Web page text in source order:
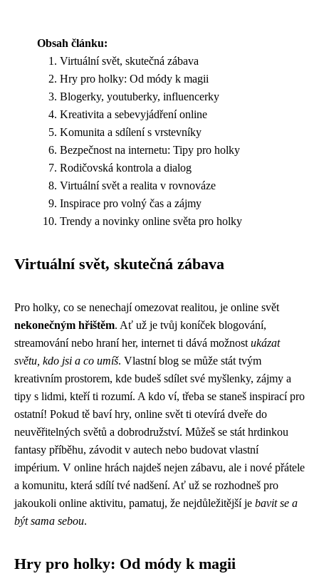
Obsah článku:
Virtuální svět, skutečná zábava
Hry pro holky: Od módy k magii
Blogerky, youtuberky, influencerky
Kreativita a sebevyjádření online
Komunita a sdílení s vrstevníky
Bezpečnost na internetu: Tipy pro holky
Rodičovská kontrola a dialog
Virtuální svět a realita v rovnováze
Inspirace pro volný čas a zájmy
Trendy a novinky online světa pro holky
Virtuální svět, skutečná zábava
Pro holky, co se nenechají omezovat realitou, je online svět
nekonečným hřištěm. Ať už je tvůj koníček blogování,
streamování nebo hraní her, internet ti dává možnost ukázat
světu, kdo jsi a co umíš. Vlastní blog se může stát tvým
kreativním prostorem, kde budeš sdílet své myšlenky, zájmy a
tipy s lidmi, kteří ti rozumí. A kdo ví, třeba se staneš inspirací pro
ostatní! Pokud tě baví hry, online svět ti otevírá dveře do
neuvěřitelných světů a dobrodružství. Můžeš se stát hrdinkou
fantasy příběhu, závodit v autech nebo budovat vlastní
impérium. V online hrách najdeš nejen zábavu, ale i nové přátele
a komunitu, která sdílí tvé nadšení. Ať už se rozhodneš pro
jakoukoli online aktivitu, pamatuj, že nejdůležitější je bavit se a
být sama sebou.
Hry pro holky: Od módy k magii